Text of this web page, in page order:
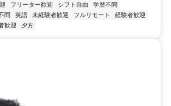
フリーター歓迎 シフト自由
学歴不問
問 英語 未経験者歓迎 フルリモート
経験者歓迎
歓迎 夕方